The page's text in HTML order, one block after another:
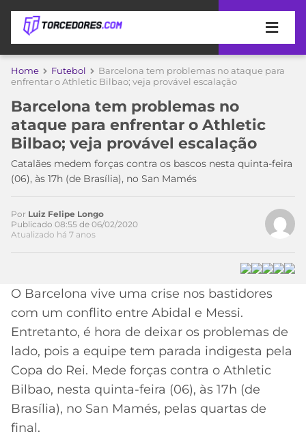
APOSTAS
DE
APOSTA
MELHORES
SITES
DE
APOSTAS
2026
BETBOOM
CÓDIGO
DE
INDICAÇÃO
BET365
CÓDIGO
COPA
DO
MUNDO
TIMES
MEU
TIME
PALMEIRAS
CORINTHIANS
SÃO
SANTOS
CAMPEONATOS
SÉRIE
LIBERTADORES
DO
BRASIL
ESPORTIVA
MERCADO
BOLA
PALPITES
Home Futebol
Barcelona tem problemas no ataque para
enfrentar o Athletic Bilbao; veja provável escalação
Barcelona tem problemas no
ataque para enfrentar o Athletic
Bilbao; veja provável escalação
Catalães medem forças contra os bascos nesta quinta-feira
(06), às 17h (de Brasília), no San Mamés
Acesse o perfil do autor
no Twitter
Por Luiz Felipe Longo
Publicado 08:55 de 06/02/2020
Atualizado há 7 anos
O Barcelona vive uma crise nos bastidores
com um conflito entre Abidal e Messi.
Entretanto, é hora de deixar os problemas de
lado, pois a equipe tem parada indigesta pela
Copa do Rei. Mede forças contra o Athletic
Bilbao, nesta quinta-feira (06), às 17h (de
Brasília), no San Mamés, pelas quartas de
final.